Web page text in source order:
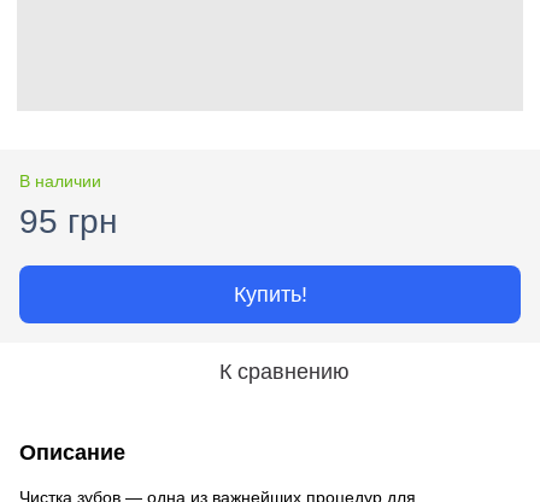
В наличии
95 грн
Купить!
К сравнению
Описание
Чистка зубов — одна из важнейших процедур для